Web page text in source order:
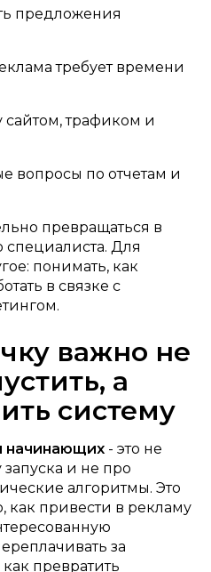
предложения
требует времени
сайтом, трафиком и
вопросы по отчетам и
превращаться в
специалиста. Для
понимать, как
в связке с
важно не
а
систему
начинающих - это не
и не про
алгоритмы. Это
как привести в рекламу
за
превратить